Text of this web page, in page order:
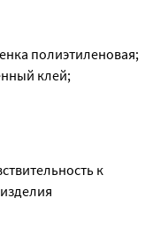
полиэтиленовая;
клей;
к